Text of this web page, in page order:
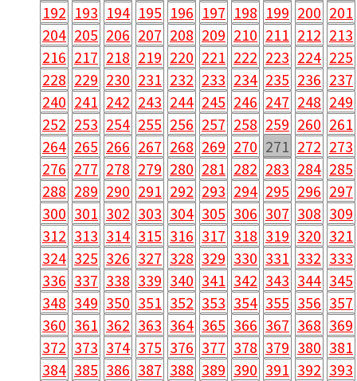
192 193 194 195 196 197 198 199 200 201
204 205 206 207 208 209 210 211 212 213
216 217 218 219 220 221 222 223 224 225
228 229 230 231 232 233 234 235 236 237
240 241 242 243 244 245 246 247 248 249
252 253 254 255 256 257 258 259 260 261
264 265 266 267 268 269 270 271 272 273
276 277 278 279 280 281 282 283 284 285
288 289 290 291 292 293 294 295 296 297
300 301 302 303 304 305 306 307 308 309
312 313 314 315 316 317 318 319 320 321
324 325 326 327 328 329 330 331 332 333
336 337 338 339 340 341 342 343 344 345
348 349 350 351 352 353 354 355 356 357
360 361 362 363 364 365 366 367 368 369
372 373 374 375 376 377 378 379 380 381
384 385 386 387 388 389 390 391 392 393